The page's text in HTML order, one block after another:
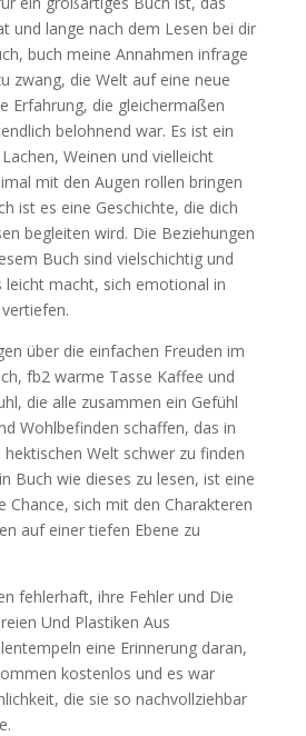
und lange nach dem Lesen bei dir
buch meine Annahmen infrage
zwang, die Welt auf eine neue
Erfahrung, die gleichermaßen
belohnend war. Es ist ein
Weinen und vielleicht
mit den Augen rollen bringen
ist es eine Geschichte, die dich
begleiten wird. Die Beziehungen
Buch sind vielschichtig und
leicht macht, sich emotional in
über die einfachen Freuden im
fb2 warme Tasse Kaffee und
die alle zusammen ein Gefühl
Wohlbefinden schaffen, das in
Welt schwer zu finden
Buch wie dieses zu lesen, ist eine
Chance, sich mit den Charakteren
auf einer tiefen Ebene zu
fehlerhaft, ihre Fehler und Die
Und Plastiken Aus
eine Erinnerung daran,
kostenlos und es war
die sie so nachvollziehbar